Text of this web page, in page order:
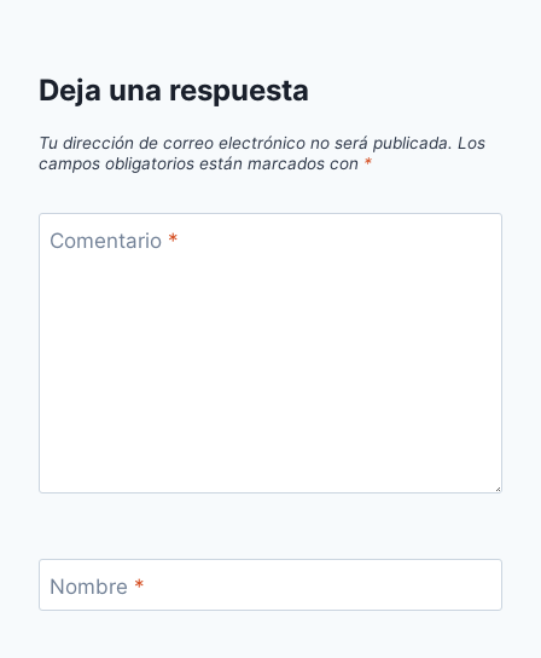
Deja una respuesta
Tu dirección de correo electrónico no será publicada. Los
campos obligatorios están marcados con *
Comentario *
Nombre *